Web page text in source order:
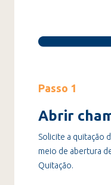
Passo 1
Abrir
Solicite a quitação
meio de abertura
Quitação.